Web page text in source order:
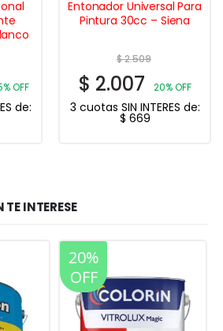
OFF
de:
Entonador Universal Para
Pintura 30cc – Siena
$2.509
$ 2.007 20% OFF
3 cuotas SIN INTERES de:
$ 669
TE INTERESE
20%
OFF